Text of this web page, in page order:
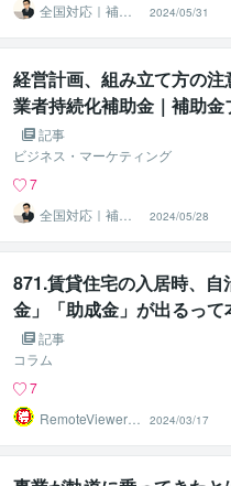
全国対応｜補助
金コンシェルジ
ュ練馬
2024/05/31
経営計画、組み立て方の
業者持続化補助金｜補助金
記事
ビジネス・マーケティング
7
全国対応｜補助
金コンシェルジ
ュ練馬
2024/05/28
871.賃貸住宅の入居時、自
金」「助成金」が出るっ
人が対象？ 不動産鑑定士
記事
コラム
7
RemoteViewer導
2024/03/17